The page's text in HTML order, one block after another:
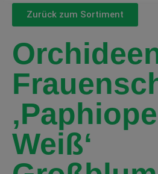
Zurück zum Sortiment
Weiß‘